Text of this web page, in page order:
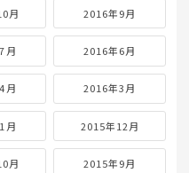
月 2016年9月
月 2016年6月
月 2016年3月
月 2015年12月
月 2015年9月